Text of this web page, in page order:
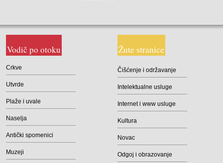
Vodič po otoku
Crkve
Utvrde
Plaže i uvale
Naselja
Antički spomenici
Muzeji
Žute stranice
Čišćenje i održavanje
Intelektualne usluge
Internet i www usluge
Kultura
Novac
Odgoj i obrazovanje